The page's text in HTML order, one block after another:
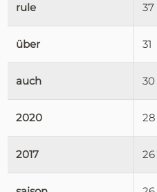
rule 37
über 31
auch 30
2020 28
2017 26